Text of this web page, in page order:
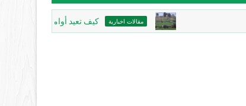
مقالات اخبارية كيف تعيد أوامر وضع اليد رسم خريطة